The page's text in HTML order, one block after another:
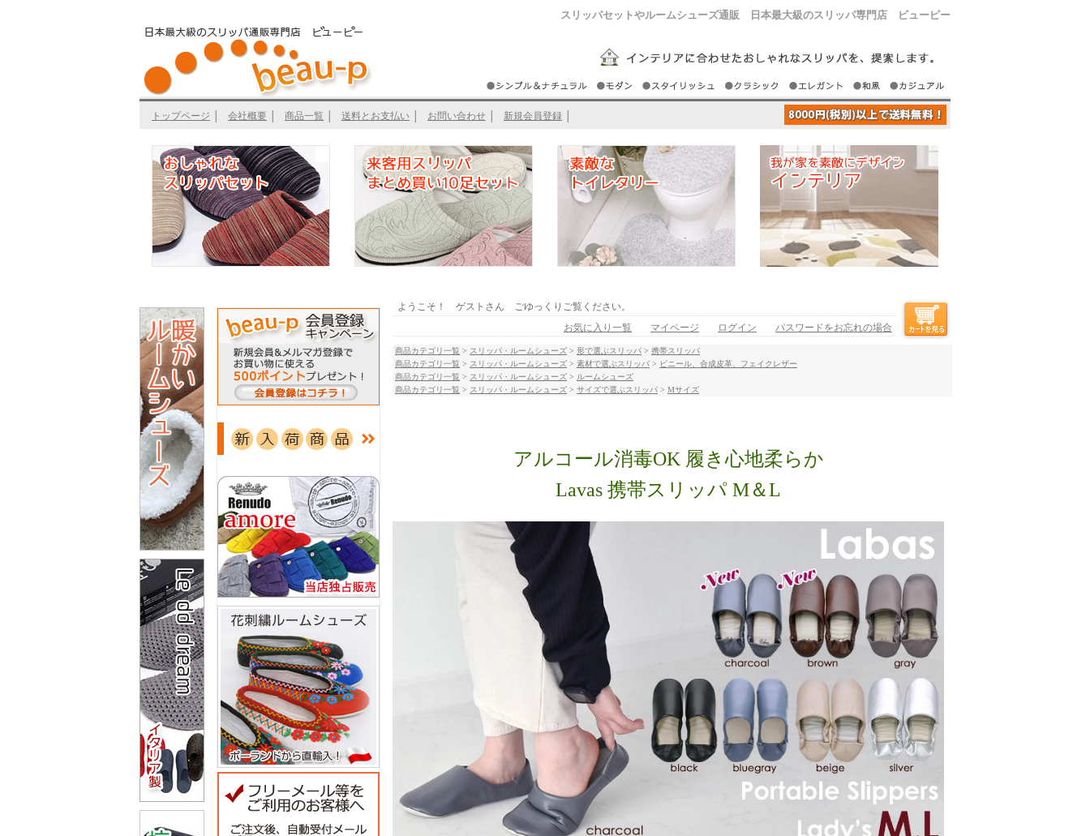
スリッパセットやルームシューズ通販 日本最大級のスリッパ専門店 ビューピー
トップページ 会社概要 商品一覧 送料とお支払い お問い合わせ 新規会員登録
ようこそ！ ゲストさん ごゆっくりご覧ください。
お気に入り一覧
マイページ ログイン パスワードをお忘れの場合
商品カテゴリ一覧 > スリッパ・ルームシューズ > 形で選ぶスリッパ > 携帯スリッパ
商品カテゴリ一覧 > スリッパ・ルームシューズ > 素材で選ぶスリッパ > ビニール、合成皮革、フェイクレザー
商品カテゴリ一覧 > スリッパ・ルームシューズ > ルームシューズ
商品カテゴリ一覧 > スリッパ・ルームシューズ > サイズで選ぶスリッパ > Mサイズ
アルコール消毒OK 履き心地柔らか
Lavas 携帯スリッパ M＆L